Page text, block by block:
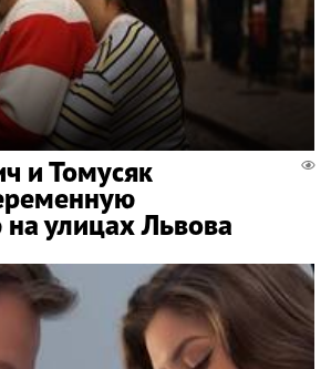
и Томусяк
улицах Львова